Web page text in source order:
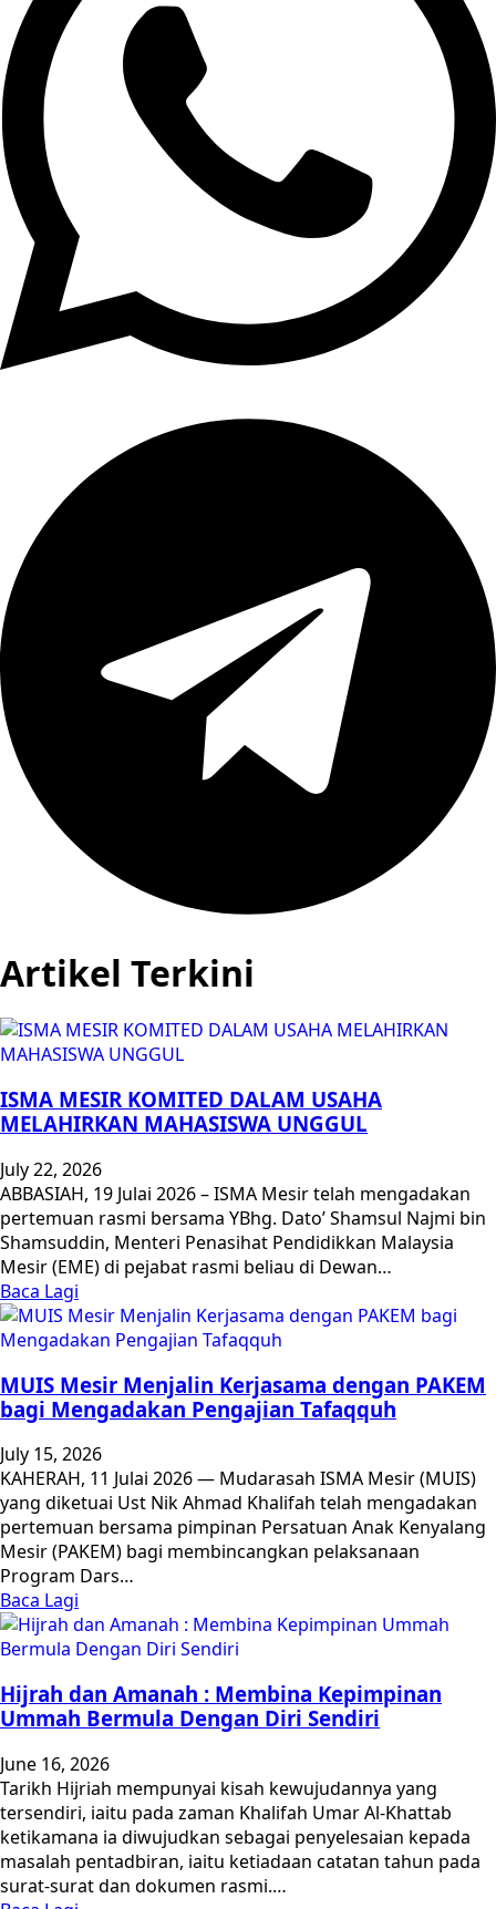
Artikel Terkini
ISMA MESIR KOMITED DALAM USAHA
MELAHIRKAN MAHASISWA UNGGUL
July 22, 2026
ABBASIAH, 19 Julai 2026 – ISMA Mesir telah mengadakan
pertemuan rasmi bersama YBhg. Dato’ Shamsul Najmi bin
Shamsuddin, Menteri Penasihat Pendidikkan Malaysia
Mesir (EME) di pejabat rasmi beliau di Dewan…
Baca Lagi
MUIS Mesir Menjalin Kerjasama dengan PAKEM
bagi Mengadakan Pengajian Tafaqquh
July 15, 2026
KAHERAH, 11 Julai 2026 — Mudarasah ISMA Mesir (MUIS)
yang diketuai Ust Nik Ahmad Khalifah telah mengadakan
pertemuan bersama pimpinan Persatuan Anak Kenyalang
Mesir (PAKEM) bagi membincangkan pelaksanaan
Program Dars…
Baca Lagi
Hijrah dan Amanah : Membina Kepimpinan
Ummah Bermula Dengan Diri Sendiri
June 16, 2026
Tarikh Hijriah mempunyai kisah kewujudannya yang
tersendiri, iaitu pada zaman Khalifah Umar Al-Khattab
ketikamana ia diwujudkan sebagai penyelesaian kepada
masalah pentadbiran, iaitu ketiadaan catatan tahun pada
surat-surat dan dokumen rasmi.…